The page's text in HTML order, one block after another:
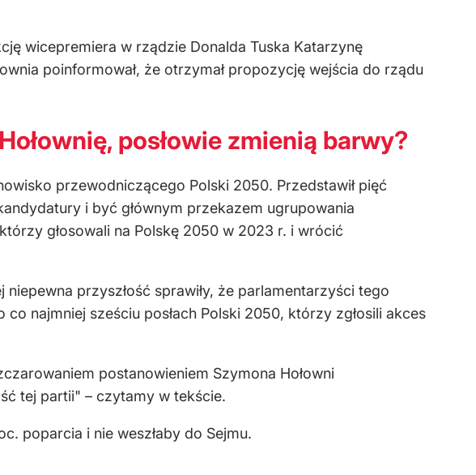
wicepremiera w rządzie Donalda Tuska Katarzynę
poinformował, że otrzymał propozycję wejścia do rządu
posłowie zmienią barwy?
przewodniczącego Polski 2050. Przedstawił pięć
i być głównym przekazem ugrupowania
głosowali na Polskę 2050 w 2023 r. i wrócić
przyszłość sprawiły, że parlamentarzyści tego
najmniej sześciu posłach Polski 2050, którzy zgłosili akces
postanowieniem Szymona Hołowni
tej partii" – czytamy w tekście.
poparcia i nie weszłaby do Sejmu.